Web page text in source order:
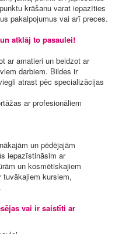
krāšanu varat iepazīties
pakalpojumus vai arī preces.
atklāj to pasaulei!
ar amatieri un beidzot ar
darbiem. Bildes ir
atrast pēc specializācijas
ar profesionāliem
un pēdējajām
iepazīstināsim ar
un kosmētiskajiem
kursiem,
vai ir saistīti ar